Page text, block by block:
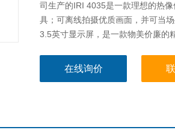
司生产的IRI 4035是一款理想的热
具；可离线拍摄优质画面，并可当
3.5英寸显示屏，是一款物美价廉的
在线询价